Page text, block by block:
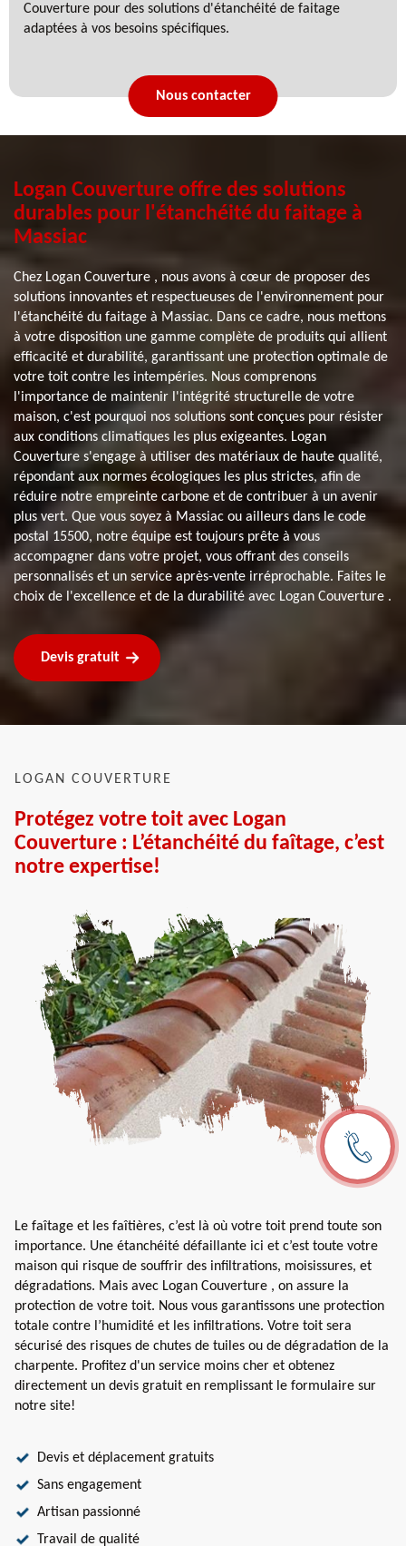
Couverture pour des solutions d'étanchéité de faitage
adaptées à vos besoins spécifiques.
Nous contacter
Logan Couverture offre des solutions
durables pour l'étanchéité du faitage à
Massiac
Chez Logan Couverture , nous avons à cœur de proposer des
solutions innovantes et respectueuses de l'environnement pour
l'étanchéité du faitage à Massiac. Dans ce cadre, nous mettons
à votre disposition une gamme complète de produits qui allient
efficacité et durabilité, garantissant une protection optimale de
votre toit contre les intempéries. Nous comprenons
l'importance de maintenir l'intégrité structurelle de votre
maison, c'est pourquoi nos solutions sont conçues pour résister
aux conditions climatiques les plus exigeantes. Logan
Couverture s'engage à utiliser des matériaux de haute qualité,
répondant aux normes écologiques les plus strictes, afin de
réduire notre empreinte carbone et de contribuer à un avenir
plus vert. Que vous soyez à Massiac ou ailleurs dans le code
postal 15500, notre équipe est toujours prête à vous
accompagner dans votre projet, vous offrant des conseils
personnalisés et un service après-vente irréprochable. Faites le
choix de l'excellence et de la durabilité avec Logan Couverture .
Devis gratuit
LOGAN COUVERTURE
Protégez votre toit avec Logan
Couverture : L’étanchéité du faîtage, c’est
notre expertise!
Le faîtage et les faîtières, c’est là où votre toit prend toute son
importance. Une étanchéité défaillante ici et c’est toute votre
maison qui risque de souffrir des infiltrations, moisissures, et
dégradations. Mais avec Logan Couverture , on assure la
protection de votre toit. Nous vous garantissons une protection
totale contre l’humidité et les infiltrations. Votre toit sera
sécurisé des risques de chutes de tuiles ou de dégradation de la
charpente. Profitez d'un service moins cher et obtenez
directement un devis gratuit en remplissant le formulaire sur
notre site!
Devis et déplacement gratuits
Sans engagement
Artisan passionné
Travail de qualité